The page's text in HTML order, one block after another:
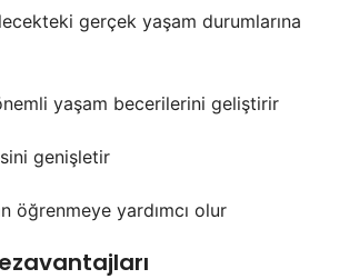
gerçek yaşam durumlarına
yaşam becerilerini geliştirir
genişletir
öğrenmeye yardımcı olur